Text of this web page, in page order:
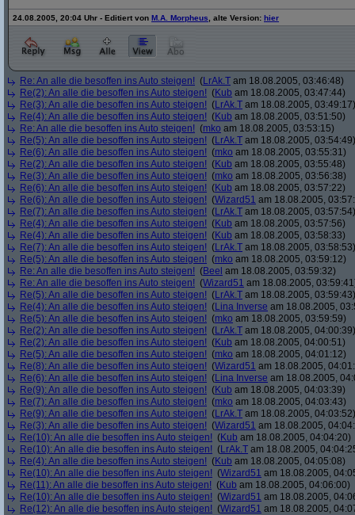
24.08.2005, 20:04 Uhr - Editiert von M.A. Morpheus , alte Version: hier
Re: An alle die besoffen ins Auto steigen! (LrAk.T am 18.08.2005, 03:46:48)
Re(2): An alle die besoffen ins Auto steigen! (Kub am 18.08.2005, 03:47:44)
Re(3): An alle die besoffen ins Auto steigen! (LrAk.T am 18.08.2005, 03:49:17)
Re(4): An alle die besoffen ins Auto steigen! (Kub am 18.08.2005, 03:51:50)
Re: An alle die besoffen ins Auto steigen! (mko am 18.08.2005, 03:53:15)
Re(5): An alle die besoffen ins Auto steigen! (LrAk.T am 18.08.2005, 03:54:49)
Re(6): An alle die besoffen ins Auto steigen! (mko am 18.08.2005, 03:55:31)
Re(2): An alle die besoffen ins Auto steigen! (Kub am 18.08.2005, 03:55:48)
Re(3): An alle die besoffen ins Auto steigen! (mko am 18.08.2005, 03:56:38)
Re(6): An alle die besoffen ins Auto steigen! (Kub am 18.08.2005, 03:57:22)
Re(6): An alle die besoffen ins Auto steigen! (Wizard51 am 18.08.2005,
Re(7): An alle die besoffen ins Auto steigen! (LrAk.T am 18.08.2005, 03:57:54)
Re(4): An alle die besoffen ins Auto steigen! (Kub am 18.08.2005, 03:57:56)
Re(4): An alle die besoffen ins Auto steigen! (Kub am 18.08.2005, 03:58:33)
Re(7): An alle die besoffen ins Auto steigen! (LrAk.T am 18.08.2005, 03:58:53)
Re(5): An alle die besoffen ins Auto steigen! (mko am 18.08.2005, 03:59:12)
Re: An alle die besoffen ins Auto steigen! (Beel am 18.08.2005, 03:59:32)
Re: An alle die besoffen ins Auto steigen! (Wizard51 am 18.08.2005,
Re(5): An alle die besoffen ins Auto steigen! (LrAk.T am 18.08.2005, 03:59:43)
Re(4): An alle die besoffen ins Auto steigen! (Lina Inverse am 18.08.2005,
Re(5): An alle die besoffen ins Auto steigen! (mko am 18.08.2005, 03:59:59)
Re(2): An alle die besoffen ins Auto steigen! (LrAk.T am 18.08.2005, 04:00:39)
Re(2): An alle die besoffen ins Auto steigen! (Kub am 18.08.2005, 04:00:51)
Re(5): An alle die besoffen ins Auto steigen! (mko am 18.08.2005, 04:01:12)
Re(8): An alle die besoffen ins Auto steigen! (Wizard51 am 18.08.2005,
Re(6): An alle die besoffen ins Auto steigen! (Lina Inverse am 18.08.2005,
Re(9): An alle die besoffen ins Auto steigen! (Kub am 18.08.2005, 04:03:39)
Re(7): An alle die besoffen ins Auto steigen! (mko am 18.08.2005, 04:03:43)
Re(9): An alle die besoffen ins Auto steigen! (LrAk.T am 18.08.2005, 04:03:52)
Re(3): An alle die besoffen ins Auto steigen! (Wizard51 am 18.08.2005,
Re(10): An alle die besoffen ins Auto steigen! (Kub am 18.08.2005, 04:04:20)
Re(10): An alle die besoffen ins Auto steigen! (LrAk.T am 18.08.2005,
Re(4): An alle die besoffen ins Auto steigen! (Kub am 18.08.2005, 04:05:08)
Re(10): An alle die besoffen ins Auto steigen! (Wizard51 am 18.08.2005,
Re(11): An alle die besoffen ins Auto steigen! (Kub am 18.08.2005, 04:06:00)
Re(10): An alle die besoffen ins Auto steigen! (Wizard51 am 18.08.2005,
Re(12): An alle die besoffen ins Auto steigen! (Wizard51 am 18.08.2005,